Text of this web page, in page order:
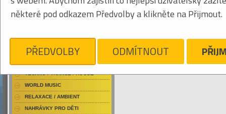
Je nám líto, ale pro daný žánr/kategorii
RAP / HIP HOP DOMÁCÍ
RAP / HIP HOP ZAHRANIČNÍ
DVD / HUDBA
PUNK / HARDCORE
TECHNO / TRANCE / HOUSE
WORLD MUSIC
RELAXACE / AMBIENT
NAHRÁVKY PRO DĚTI
některé pod odkazem Předvolby a klikněte na Přijmout.
PŘEDVOLBY ODMÍTNOUT